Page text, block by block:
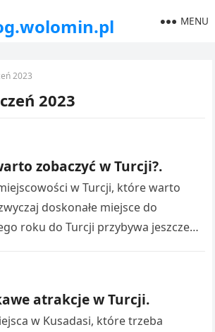
MENU
2023
2023
zobaczyć w Turcji?.
w Turcji, które warto
doskonałe miejsce do
roku do Turcji przybywa jeszcze
atrakcje w Turcji.
w Kusadasi, które trzeba